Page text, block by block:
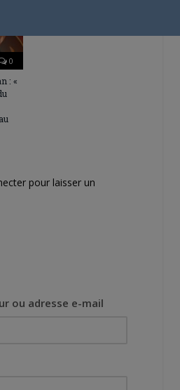
0
: «
pour laisser un
ou adresse e-mail